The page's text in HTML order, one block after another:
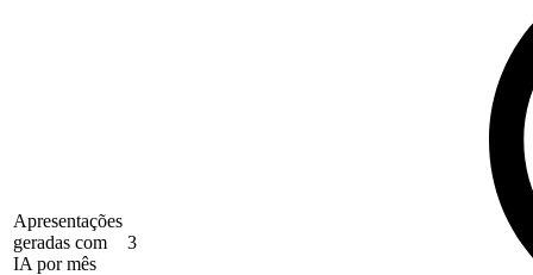
Apresentações
geradas com
IA por mês
3